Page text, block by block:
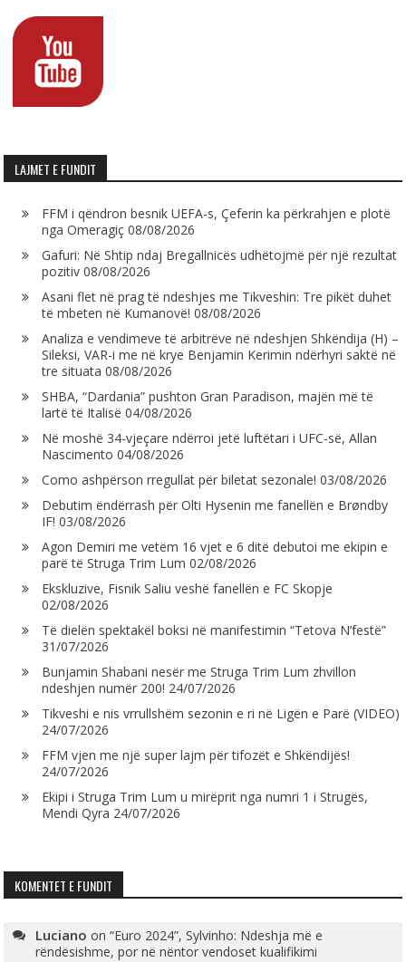
LAJMET E FUNDIT
FFM i qëndron besnik UEFA-s, Çeferin ka përkrahjen e plotë
nga Omeragiç 08/08/2026
Gafuri: Në Shtip ndaj Bregallnicës udhëtojmë për një rezultat
pozitiv 08/08/2026
Asani flet në prag të ndeshjes me Tikveshin: Tre pikët duhet
të mbeten në Kumanovë! 08/08/2026
Analiza e vendimeve të arbitrëve në ndeshjen Shkëndija (H) –
Sileksi, VAR-i me në krye Benjamin Kerimin ndërhyri saktë në
tre situata 08/08/2026
SHBA, “Dardania” pushton Gran Paradison, majën më të
lartë të Italisë 04/08/2026
Në moshë 34-vjeçare ndërroi jetë luftëtari i UFC-së, Allan
Nascimento 04/08/2026
Como ashpërson rregullat për biletat sezonale! 03/08/2026
Debutim ëndërrash për Olti Hysenin me fanellën e Brøndby
IF! 03/08/2026
Agon Demiri me vetëm 16 vjet e 6 ditë debutoi me ekipin e
parë të Struga Trim Lum 02/08/2026
Ekskluzive, Fisnik Saliu veshë fanellën e FC Skopje
02/08/2026
Të dielën spektakël boksi në manifestimin “Tetova N’festë”
31/07/2026
Bunjamin Shabani nesër me Struga Trim Lum zhvillon
ndeshjen numër 200! 24/07/2026
Tikveshi e nis vrrullshëm sezonin e ri në Ligën e Parë (VIDEO)
24/07/2026
FFM vjen me një super lajm për tifozët e Shkëndijës!
24/07/2026
Ekipi i Struga Trim Lum u mirëprit nga numri 1 i Strugës,
Mendi Qyra 24/07/2026
KOMENTET E FUNDIT
Luciano on“Euro 2024”, Sylvinho: Ndeshja më e
rëndësishme, por në nëntor vendoset kualifikimi